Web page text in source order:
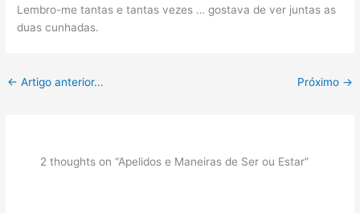
Lembro-me tantas e tantas vezes … gostava de ver juntas as
duas cunhadas.
← Artigo anterior... Próximo →
2 thoughts on “Apelidos e Maneiras de Ser ou Estar”